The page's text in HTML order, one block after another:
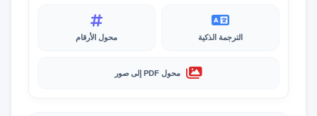
الترجمة الذكية محول الأرقام
محول PDF إلى صور